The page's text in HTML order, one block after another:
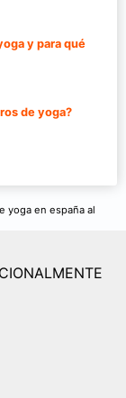
y para qué
de yoga?
yoga en españa al